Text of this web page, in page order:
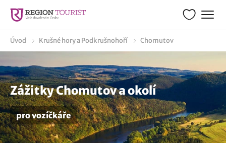
Úvod Krušné hory a Podkrušnohoří Chomutov
Zážitky Chomutov a okolí
pro vozíčkáře